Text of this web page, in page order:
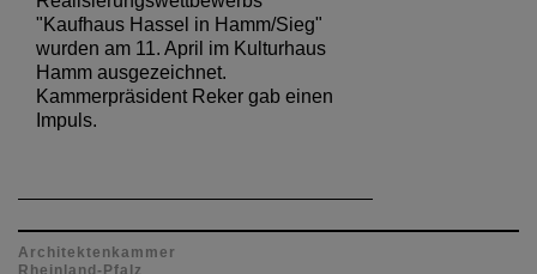
"Kaufhaus Hassel in Hamm/Sieg"
wurden am 11. April im Kulturhaus
Hamm ausgezeichnet.
Kammerpräsident Reker gab einen
Impuls.
Architektenkammer
Rheinland-Pfalz